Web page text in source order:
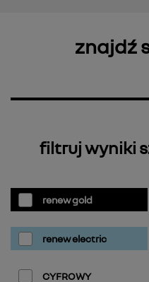
znajdź
filtruj wyniki
renew gold
renew electric
CYFROWY